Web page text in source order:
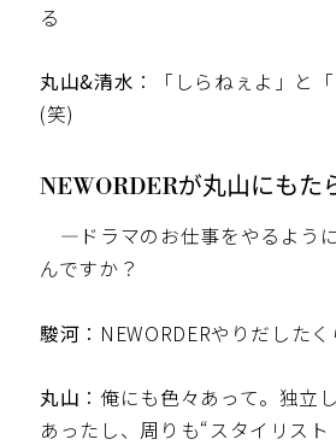
る
丸山&清水 ：「しらねぇよ」と
(笑)
NEWORDERが丸山にもた
—ドラマのお仕事をやるよう
んですか？
駿河 ：NEWORDERやりだした
丸山 ：俺にも色々あって。独立
あったし、周りも“スタイリス